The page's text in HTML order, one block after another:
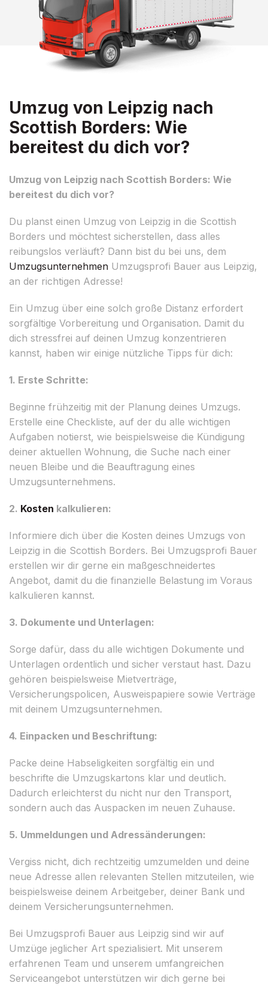
Umzug von Leipzig nach
Scottish Borders: Wie
bereitest du dich vor?
Umzug von Leipzig nach Scottish Borders: Wie
bereitest du dich vor?
Du planst einen Umzug von Leipzig in die Scottish
Borders und möchtest sicherstellen, dass alles
reibungslos verläuft? Dann bist du bei uns, dem
Umzugsunternehmen Umzugsprofi Bauer aus Leipzig,
an der richtigen Adresse!
Ein Umzug über eine solch große Distanz erfordert
sorgfältige Vorbereitung und Organisation. Damit du
dich stressfrei auf deinen Umzug konzentrieren
kannst, haben wir einige nützliche Tipps für dich:
1. Erste Schritte:
Beginne frühzeitig mit der Planung deines Umzugs.
Erstelle eine Checkliste, auf der du alle wichtigen
Aufgaben notierst, wie beispielsweise die Kündigung
deiner aktuellen Wohnung, die Suche nach einer
neuen Bleibe und die Beauftragung eines
Umzugsunternehmens.
2. Kosten kalkulieren:
Informiere dich über die Kosten deines Umzugs von
Leipzig in die Scottish Borders. Bei Umzugsprofi Bauer
erstellen wir dir gerne ein maßgeschneidertes
Angebot, damit du die finanzielle Belastung im Voraus
kalkulieren kannst.
3. Dokumente und Unterlagen:
Sorge dafür, dass du alle wichtigen Dokumente und
Unterlagen ordentlich und sicher verstaut hast. Dazu
gehören beispielsweise Mietverträge,
Versicherungspolicen, Ausweispapiere sowie Verträge
mit deinem Umzugsunternehmen.
4. Einpacken und Beschriftung:
Packe deine Habseligkeiten sorgfältig ein und
beschrifte die Umzugskartons klar und deutlich.
Dadurch erleichterst du nicht nur den Transport,
sondern auch das Auspacken im neuen Zuhause.
5. Ummeldungen und Adressänderungen:
Vergiss nicht, dich rechtzeitig umzumelden und deine
neue Adresse allen relevanten Stellen mitzuteilen, wie
beispielsweise deinem Arbeitgeber, deiner Bank und
deinem Versicherungsunternehmen.
Bei Umzugsprofi Bauer aus Leipzig sind wir auf
Umzüge jeglicher Art spezialisiert. Mit unserem
erfahrenen Team und unserem umfangreichen
Serviceangebot unterstützen wir dich gerne bei